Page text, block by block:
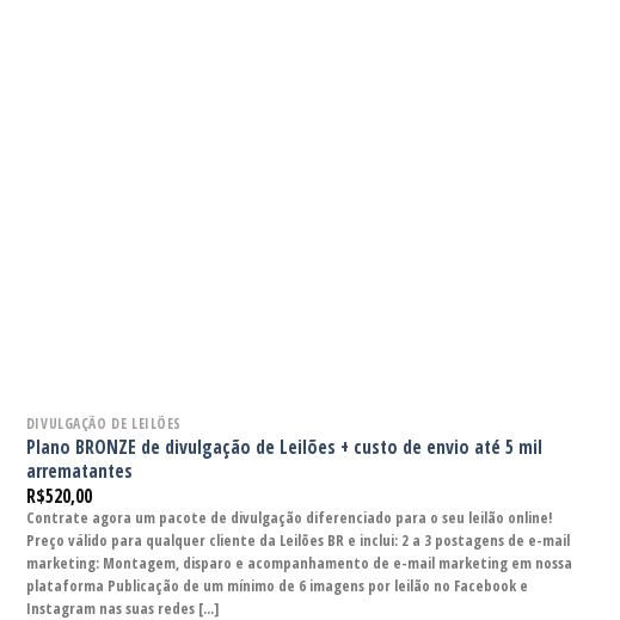
DIVULGAÇÃO DE LEILÕES
Plano BRONZE de divulgação de Leilões + custo de envio até 5 mil
arrematantes
R$520,00
Contrate agora um pacote de divulgação diferenciado para o seu leilão online!
Preço válido para qualquer cliente da Leilões BR e inclui: 2 a 3 postagens de e-mail
marketing: Montagem, disparo e acompanhamento de e-mail marketing em nossa
plataforma Publicação de um mínimo de 6 imagens por leilão no Facebook e
Instagram nas suas redes [...]